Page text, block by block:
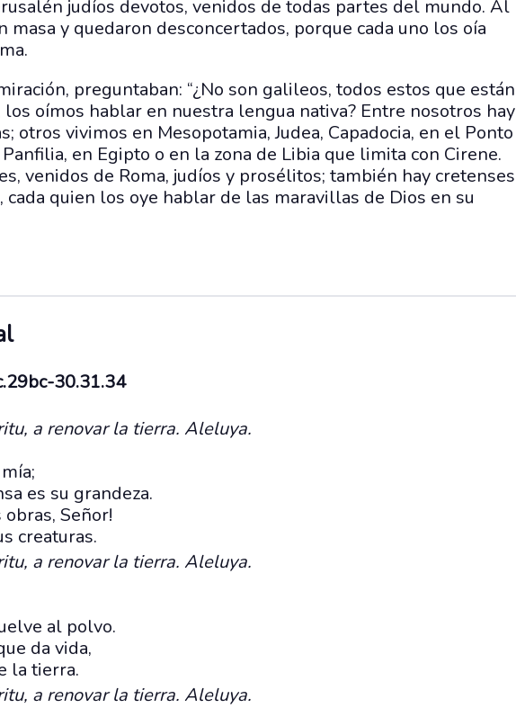
judíos devotos, venidos de todas partes del mundo. Al
masa y quedaron desconcertados, porque cada uno los oía
preguntaban: “¿No son galileos, todos estos que están
los oímos hablar en nuestra lengua nativa? Entre nosotros hay
otros vivimos en Mesopotamia, Judea, Capadocia, en el Ponto
en Egipto o en la zona de Libia que limita con Cirene.
venidos de Roma, judíos y prosélitos; también hay cretenses
cada quien los oye hablar de las maravillas de Dios en su
30.31.34
a renovar la tierra. Aleluya.
es su grandeza.
obras, Señor!
creaturas.
a renovar la tierra. Aleluya.
al polvo.
da vida,
la tierra.
a renovar la tierra. Aleluya.